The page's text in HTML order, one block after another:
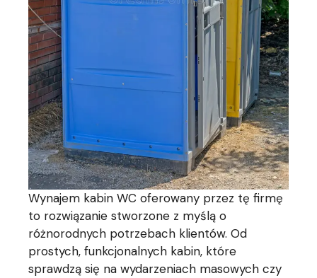
Wynajem kabin WC oferowany przez tę firmę
to rozwiązanie stworzone z myślą o
różnorodnych potrzebach klientów. Od
prostych, funkcjonalnych kabin, które
sprawdzą się na wydarzeniach masowych czy